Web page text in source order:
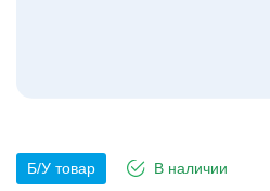
Б/У товар В наличии